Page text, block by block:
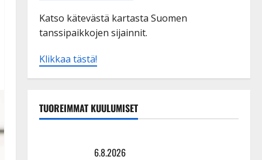
Katso kätevästä kartasta Suomen
tanssipaikkojen sijainnit.
Klikkaa tästä!
TUOREIMMAT KUULUMISET
6.8.2026